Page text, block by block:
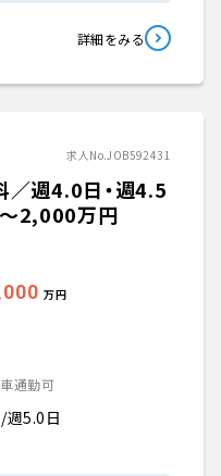
詳細をみる
求人No.JOB592431
／週4.0日・週4.5
2,000万円
万円
通勤可
5.0日